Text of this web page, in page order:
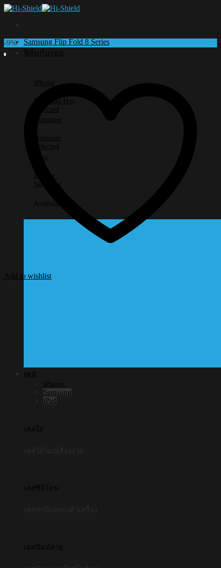
Skip
Samsung Flip Fold 8 Series
ฟิล์มกันรอย
iPhone
Premium
Selected
Samsung
Premium
Selected
Lens
iPhone
Samsung
Android อื่นๆ
เคส
iPhone
Samsung
iPad
เคสใส
เคสซิลิโคน
เคสพิมพ์ลาย
-9%
Add to wishlist